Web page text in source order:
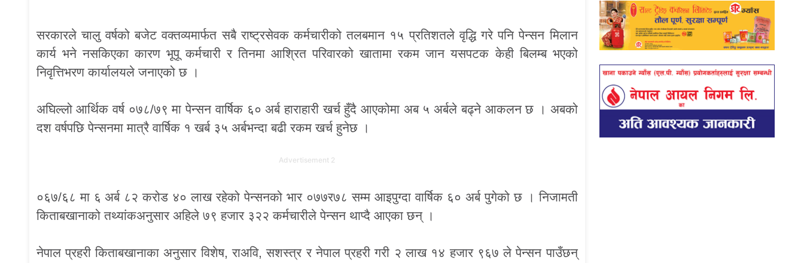
सरकारले चालु वर्षको बजेट वक्तव्यमार्फत सबै राष्ट्रसेवक कर्मचारीको तलबमान १५ प्रतिशतले वृद्धि गरे पनि पेन्सन मिलान
कार्य भने नसकिएका कारण भूपू कर्मचारी र तिनमा आश्रित परिवारको खातामा रकम जान यसपटक केही बिलम्ब भएको
निवृत्तिभरण कार्यालयले जनाएको छ ।
अघिल्लो आर्थिक वर्ष ०७८/७९ मा पेन्सन वार्षिक ६० अर्ब हाराहारी खर्च हुँदै आएकोमा अब ५ अर्बले बढ्ने आकलन छ । अबको
दश वर्षपछि पेन्सनमा मात्रै वार्षिक १ खर्ब ३५ अर्बभन्दा बढी रकम खर्च हुनेछ ।
Advertisement 2
०६७/६८ मा ६ अर्ब ८२ करोड ४० लाख रहेको पेन्सनको भार ०७७र७८ सम्म आइपुग्दा वार्षिक ६० अर्ब पुगेको छ । निजामती
किताबखानाको तथ्यांकअनुसार अहिले ७९ हजार ३२२ कर्मचारीले पेन्सन थाप्दै आएका छन् ।
नेपाल प्रहरी किताबखानाका अनुसार विशेष, राअवि, सशस्त्र र नेपाल प्रहरी गरी २ लाख १४ हजार ९६७ ले पेन्सन पाउँछन्